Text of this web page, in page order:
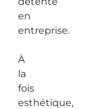
en
entreprise.
À
la
fois
esthétique,